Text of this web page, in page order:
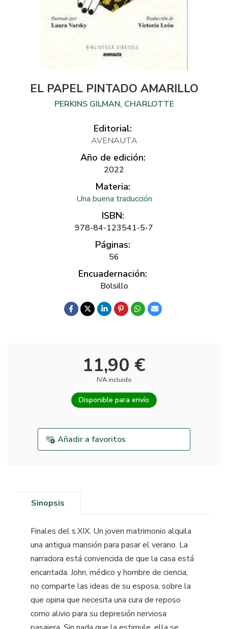
EL PAPEL PINTADO AMARILLO
PERKINS GILMAN, CHARLOTTE
Editorial:
AVENAUTA
Año de edición:
2022
Materia:
Una buena traducción
ISBN:
978-84-123541-5-7
Páginas:
56
Encuadernación:
Bolsillo
11,90 €
IVA incluido
Disponible para envío
Añadir a favoritos
Sinopsis
Finales del s.XIX. Un joven matrimonio alquila
una antigua mansión para pasar el verano. La
narradora está convencida de que la casa está
encantada. John, médico y hombre de ciencia,
no comparte las ideas de su esposa, sobre la
que opina que necesita una cura de reposo
como alivio para su depresión nerviosa